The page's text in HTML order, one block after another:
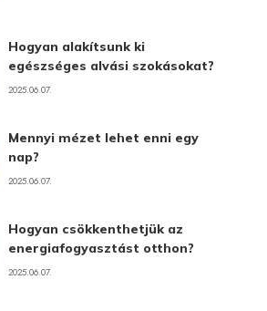
Hogyan alakítsunk ki
egészséges alvási szokásokat?
2025.06.07.
Mennyi mézet lehet enni egy
nap?
2025.06.07.
Hogyan csökkenthetjük az
energiafogyasztást otthon?
2025.06.07.